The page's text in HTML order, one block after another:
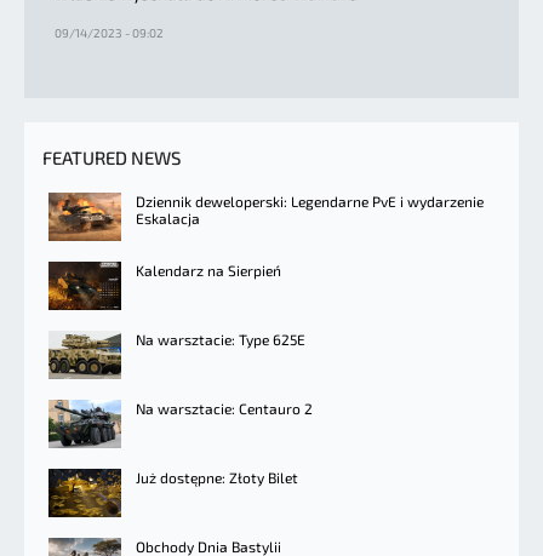
09/14/2023 - 09:02
FEATURED NEWS
Dziennik deweloperski: Legendarne PvE i wydarzenie
Eskalacja
Kalendarz na Sierpień
Na warsztacie: Type 625E
Na warsztacie: Centauro 2
Już dostępne: Złoty Bilet
Obchody Dnia Bastylii